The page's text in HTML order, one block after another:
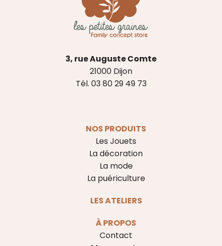
3, rue Auguste Comte
21000 Dijon
Tél. 03 80 29 49 73
NOS PRODUITS
Les Jouets
La décoration
La mode
La puériculture
LES ATELIERS
À PROPOS
Contact